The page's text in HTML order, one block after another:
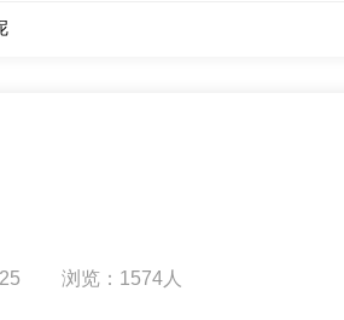
浏览：1574人